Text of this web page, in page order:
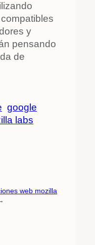
y
pensando
de
google
labs
web mozilla